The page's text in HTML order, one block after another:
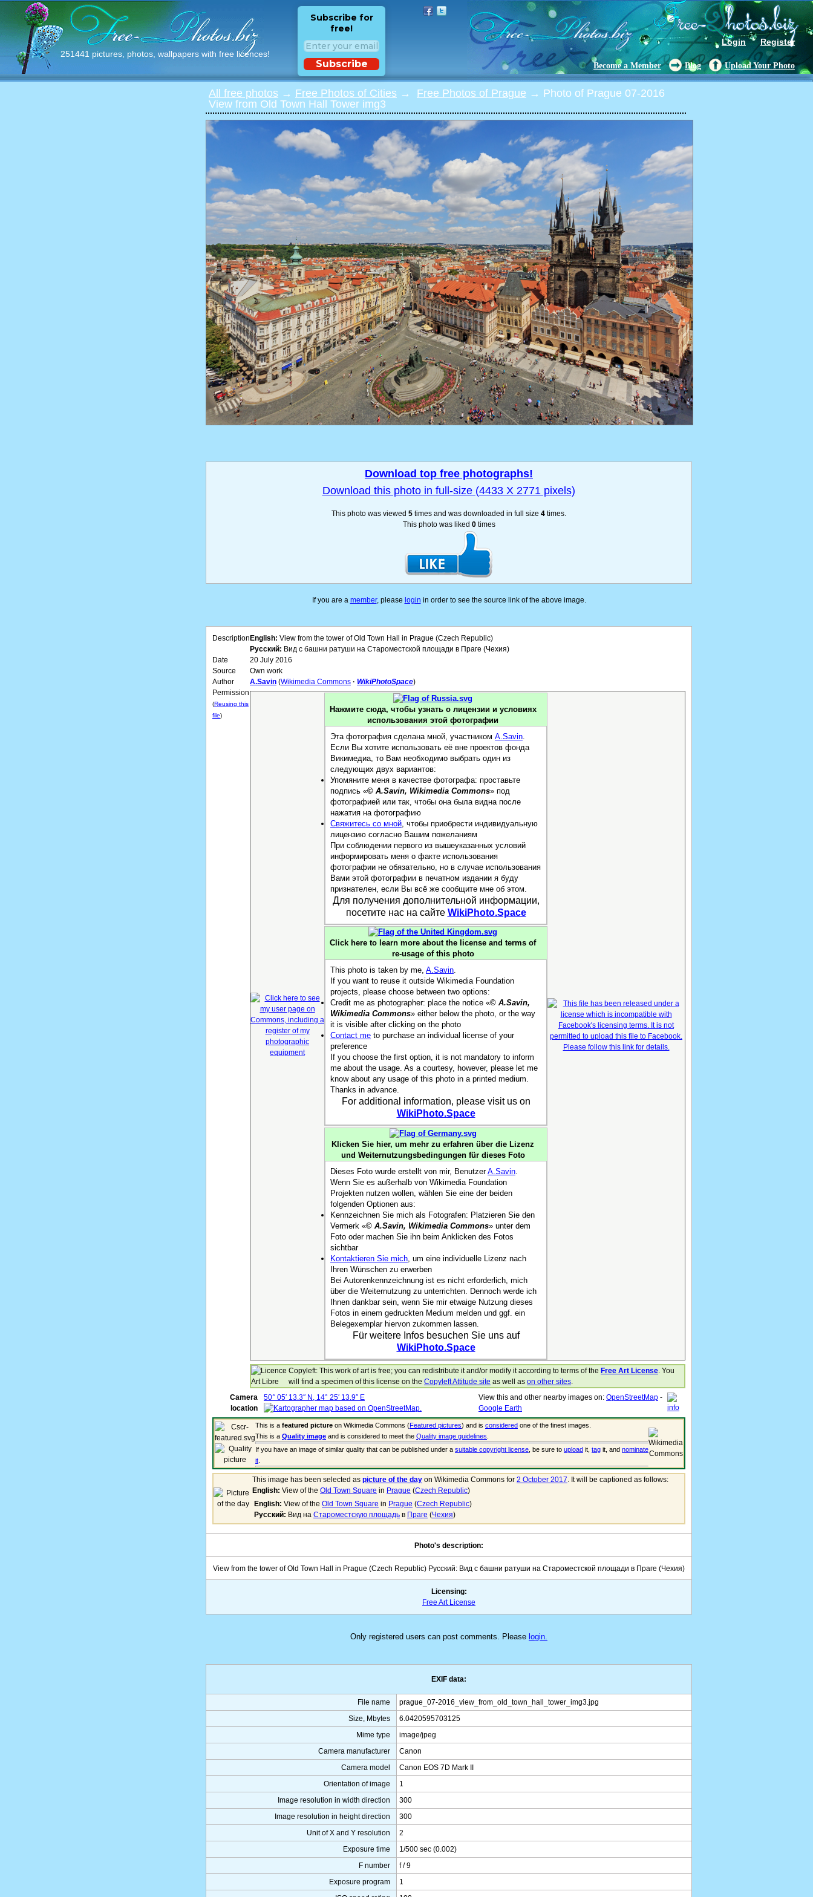
251441 pictures, photos, wallpapers with free licences!
Login Register
Subscribe for
free!
Subscribe Become a Member Blog Upload Your Photo
All free photos → Free Photos of Cities → Free Photos of Prague → Photo of Prague 07-2016
View from Old Town Hall Tower img3
Download top free photographs!
Download this photo in full-size (4433 X 2771 pixels)
This photo was viewed 5 times and was downloaded in full size 4 times.
This photo was liked 0times
If you are a member, please login in order to see the source link of the above image.
DescriptionEnglish: View from the tower of Old Town Hall in Prague (Czech Republic)
Русский: Вид с башни ратуши на Староместской площади в Праге (Чехия)
Date
20 July 2016
Source
Own work
Author
A.Savin (Wikimedia Commons · WikiPhotoSpace)
Permission
(Reusing this
file)
Нажмите сюда, чтобы узнать о лицензии и условиях
использования этой фотографии
Эта фотография сделана мной, участником A.Savin
Если Вы хотите использовать её вне проектов фонда
Викимедиа, то Вам необходимо выбрать один из
следующих двух вариантов:
Упомяните меня в качестве фотографа: проставьте
подпись «© A.Savin, Wikimedia Commons» под
фотографией или так, чтобы она была видна после
нажатия на фотографию
Свяжитесь со мной , чтобы приобрести индивидуальную
лицензию согласно Вашим пожеланиям
При соблюдении первого из вышеуказанных условий
информировать меня о факте использования
фотографии не обязательно, но в случае использования
Вами этой фотографии в печатном издании я буду
признателен, если Вы всё же сообщите мне об этом.
Для получения дополнительной информации,
посетите нас на сайте WikiPhoto.Space
Click here to learn more about the license and terms of
re-usage of this photo
This photo is taken by me, A.Savin.
If you want to reuse it outside Wikimedia Foundation
projects, please choose between two options:
Credit me as photographer: place the notice «© A.Savin,
Wikimedia Commons» either below the photo, or the way
it is visible after clicking on the photo
Contact me to purchase an individual license of your
preference
If you choose the first option, it is not mandatory to inform
me about the usage. As a courtesy, however, please let me
know about any usage of this photo in a printed medium.
Thanks in advance.
For additional information, please visit us on
WikiPhoto.Space
Klicken Sie hier, um mehr zu erfahren über die Lizenz
und Weiternutzungsbedingungen für dieses Foto
Dieses Foto wurde erstellt von mir, BenutzerA.Savin
Wenn Sie es außerhalb von Wikimedia Foundation
Projekten nutzen wollen, wählen Sie eine der beiden
folgenden Optionen aus:
Kennzeichnen Sie mich als Fotografen: Platzieren Sie den
Vermerk «© A.Savin, Wikimedia Commons» unter dem
Foto oder machen Sie ihn beim Anklicken des Fotos
sichtbar
Kontaktieren Sie mich , um eine individuelle Lizenz nach
Ihren Wünschen zu erwerben
Bei Autorenkennzeichnung ist es nicht erforderlich, mich
über die Weiternutzung zu unterrichten. Dennoch werde ich
Ihnen dankbar sein, wenn Sie mir etwaige Nutzung dieses
Fotos in einem gedruckten Medium melden und ggf. ein
Belegexemplar hiervon zukommen lassen.
Für weitere Infos besuchen Sie uns auf
WikiPhoto.Space
Copyleft: This work of art is free; you can redistribute it and/or modify it according to terms of the Free Art License . You
will find a specimen of this license on the Copyleft Attitude site as well as on other sites
Camera
location
50° 05′ 13.3″ N, 14° 25′ 13.9″ E View this and other nearby images on: OpenStreetMap -
Google Earth
This is a featured picture on Wikimedia Commons (Featured pictures) and is considered one of the finest images.
This is a Quality image and is considered to meet the Quality image guidelines
If you have an image of similar quality that can be published under a suitable copyright license , be sure to upload it, tag it, and nominate
it
This image has been selected as picture of the day on Wikimedia Commons for 2 October 2017 . It will be captioned as follows:
English: View of the Old Town Square in Prague (Czech Republic)
English: View of the Old Town Square in Prague (Czech Republic)
Русский: Вид на Староместскую площадь в Праге (Чехия)
Photo's description:
View from the tower of Old Town Hall in Prague (Czech Republic) Русский: Вид с башни ратуши на Староместской площади в Праге (Чехия)
Licensing:
Free Art License
Only registered users can post comments. Please login.
EXIF data:
File name
prague_07-2016_view_from_old_town_hall_tower_img3.jpg
Size, Mbytes
6.0420595703125
Mime type
image/jpeg
Camera manufacturer
Canon
Camera model
Canon EOS 7D Mark II
Orientation of image
1
Image resolution in width direction
300
Image resolution in height direction
300
Unit of X and Y resolution
2
Exposure time
1/500 sec (0.002)
F number
f / 9
Exposure program
1